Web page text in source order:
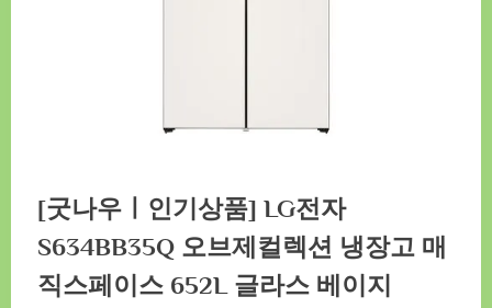
[굿나우ㅣ인기상품] LG전자
S634BB35Q 오브제컬렉션 냉장고 매
직스페이스 652L 글라스 베이지